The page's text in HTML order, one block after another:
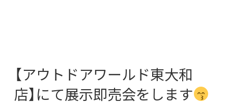
【アウトドアワールド東大和
店】にて展示即売会をします